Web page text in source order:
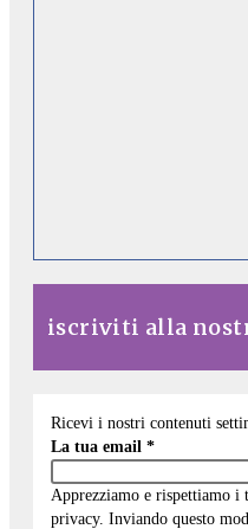
iscriviti alla
Ricevi i nostri contenuti
La tua email *
Apprezziamo e rispettiamo i
privacy. Inviando questo